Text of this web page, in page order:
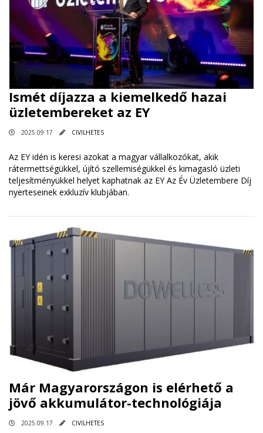
Ismét díjazza a kiemelkedő hazai
üzletembereket az EY
2025.09.17 CIVILHETES
Az EY idén is keresi azokat a magyar vállalkozókat, akik
rátermettségükkel, újító szellemiségükkel és kimagasló üzleti
teljesítményükkel helyet kaphatnak az EY Az Év Üzletembere Díj
nyerteseinek exkluzív klubjában.
Már Magyarországon is elérhető a
jövő akkumulátor-technológiája
2025.09.17 CIVILHETES